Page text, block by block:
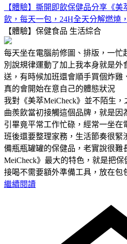
【體驗】撕開即飲保健品分享《美
飲，每天一包，24H全天分解燃燒
【體驗】保健食品 生活綜合
每天坐在電腦前修圖、排版，一忙
別說規律運動了加上我本身就是外
送，有時候加班還會順手買個炸雞
真的會開始在意自己的體態狀況
我對《美萃MeiCheck》並不陌生
曲羨飲當初接觸這個品牌，就是因
引畢竟平常工作忙碌，經常一坐在
班後還要整理家務，生活節奏很緊
備瓶瓶罐罐的保健品，老實說很難
MeiCheck》最大的特色，就是把
接喝不需要額外準備工具，放在包
繼續閱讀